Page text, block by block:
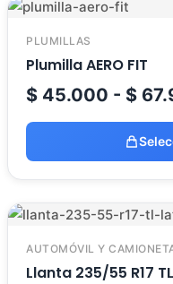
PLUMILLAS
Plumilla AERO FIT
$ 45.000 - $
AUTOMÓVIL Y
Llanta 235/55 R17